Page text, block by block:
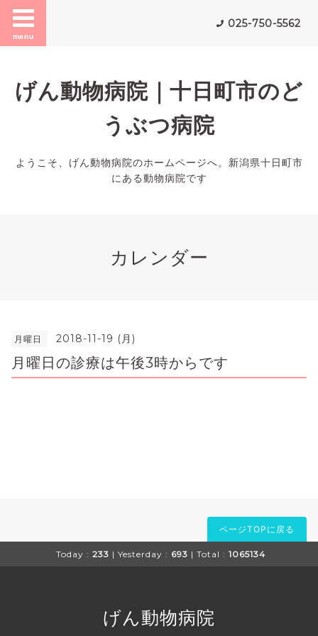
menu
025-750-5562
げん動物病院｜十日町市のど
うぶつ病院
ようこそ、げん動物病院のホームページへ。新潟県十日町市
にある動物病院です
カレンダー
月曜日 2018-11-19 (月)
月曜日の診療は午後3時からです
ページTOPに戻る
Today : 233 | Yesterday : 693 | Total : 1065134
げん動物病院